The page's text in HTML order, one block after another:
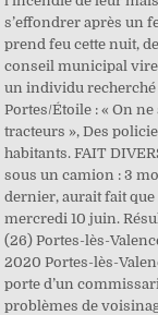
s’effondrer après un
prend feu cette nuit,
conseil municipal vire
un individu
Portes/Étoile : « On
tracteurs », Des
habitants. FAIT
sous un camion : 3
dernier, aurait fait
mercredi 10 juin.
(26) Portes-lès-
2020 Portes-lès-
porte d’un
problèmes de